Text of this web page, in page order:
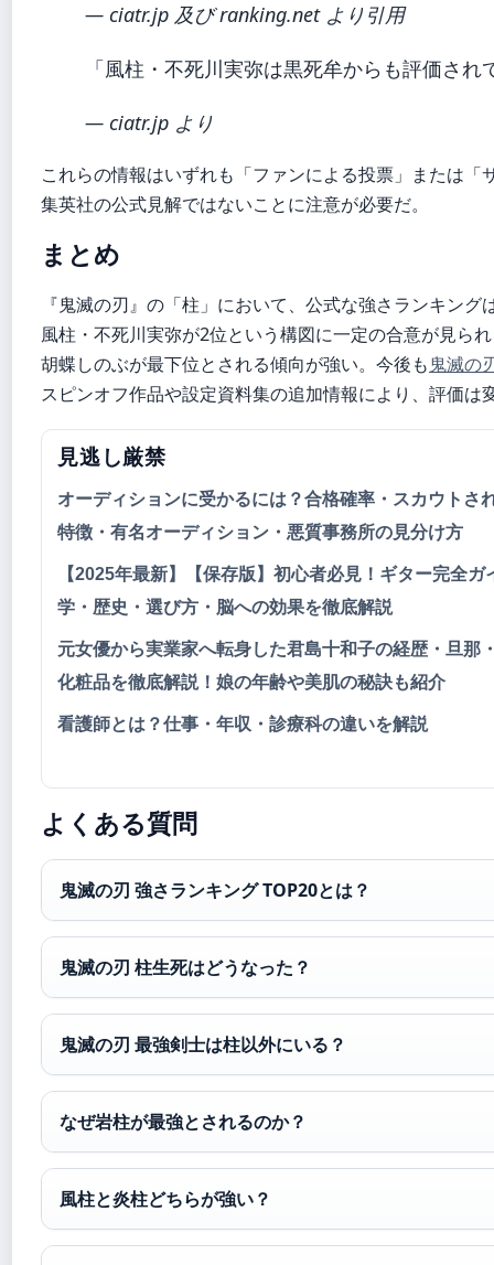
— ciatr.jp 及び ranking.net より引用
「風柱・不死川実弥は黒死牟からも評価さ
— ciatr.jp より
これらの情報はいずれも「ファンによる投票」または
集英社の公式見解ではないことに注意が必要だ。
まとめ
『鬼滅の刃』の「柱」において、公式な強さランキン
風柱・不死川実弥が2位という構図に一定の合意が見ら
胡蝶しのぶが最下位とされる傾向が強い。今後も鬼滅の
スピンオフ作品や設定資料集の追加情報により、評価は
見逃し厳禁
オーディションに受かるには？合格確率・スカウトさ
特徴・有名オーディション・悪質事務所の見分け方
【2025年最新】【保存版】初心者必見！ギター完全ガ
学・歴史・選び方・脳への効果を徹底解説
元女優から実業家へ転身した君島十和子の経歴・旦那
化粧品を徹底解説！娘の年齢や美肌の秘訣も紹介
看護師とは？仕事・年収・診療科の違いを解説
よくある質問
鬼滅の刃 強さランキング TOP20とは？
鬼滅の刃 柱生死はどうなった？
鬼滅の刃 最強剣士は柱以外にいる？
なぜ岩柱が最強とされるのか？
風柱と炎柱どちらが強い？